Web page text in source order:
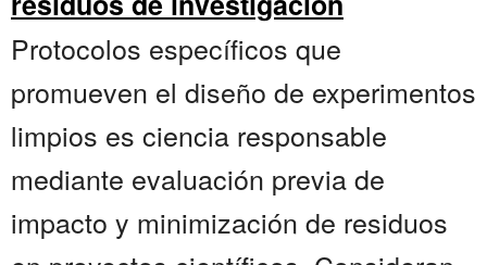
Protocolos específicos que
promueven el diseño de experimentos
limpios es ciencia responsable
mediante evaluación previa de
impacto y minimización de residuos